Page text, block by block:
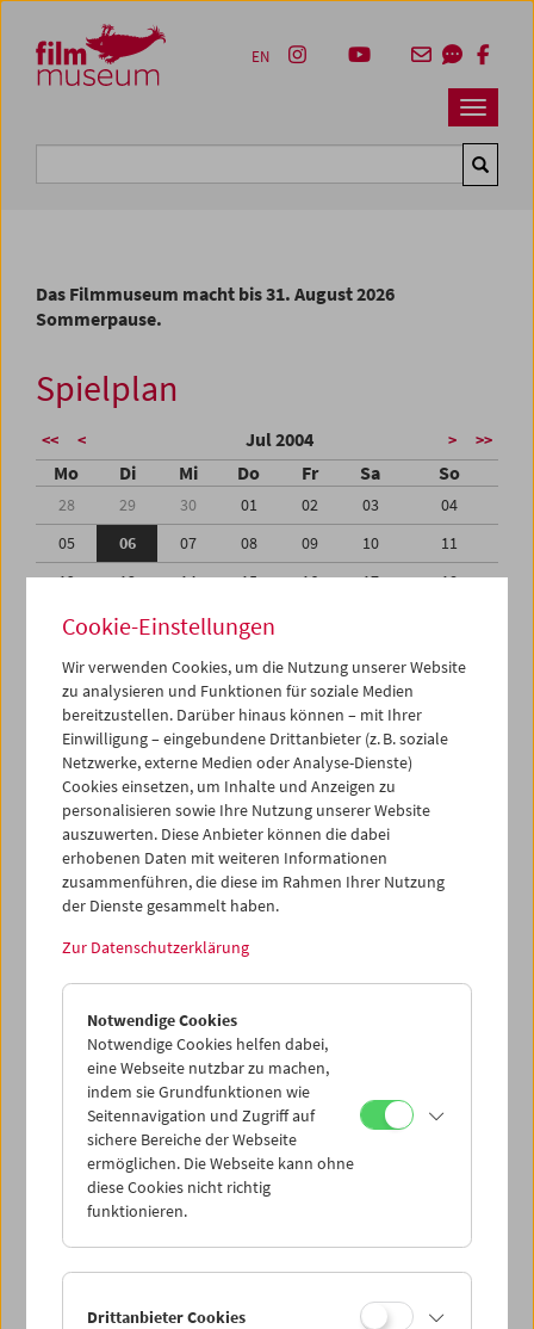
Zum Inhalt
Zum Hauptmenü
Zur Servicenavigation
Zum Suche
Navbar
EN
Das Filmmuseum macht bis 31. August 2026
Sommerpause.
Spielplan
<< < Jul 2004 > >>
Mo Di Mi Do Fr Sa So
28 29 30 01 02 03
04
05
06 07 08 09 10
11
12
13 14 15 16 17
18
19
20 21 22
26
28 30
01
02
03 04 05 06 07
iCalender
Programmheft-PDF
English language or subtitles
< Vorherige Woche
Mo 5.7.
Di 6.7.
Mi 7.7.
Do 8.7.
Sa 10.7.
Cookie-Einstellungen
Wir verwenden Cookies, um die Nutzung unserer Website
zu analysieren und Funktionen für soziale Medien
bereitzustellen. Darüber hinaus können – mit Ihrer
Einwilligung – eingebundene Drittanbieter (z. B. soziale
Netzwerke, externe Medien oder Analyse-Dienste)
Cookies einsetzen, um Inhalte und Anzeigen zu
personalisieren sowie Ihre Nutzung unserer Website
auszuwerten. Diese Anbieter können die dabei
erhobenen Daten mit weiteren Informationen
zusammenführen, die diese im Rahmen Ihrer Nutzung
der Dienste gesammelt haben.
Zur Datenschutzerklärung
Notwendige Cookies
Notwendige Cookies helfen dabei,
eine Webseite nutzbar zu machen,
indem sie Grundfunktionen wie
Seitennavigation und Zugriff auf
sichere Bereiche der Webseite
ermöglichen. Die Webseite kann ohne
diese Cookies nicht richtig
funktionieren.
Drittanbieter Cookies